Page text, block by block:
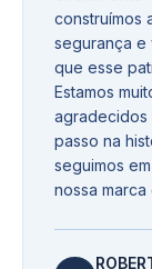
construímos
segurança e
que esse
Estamos
agradecidos
passo na
seguimos
nossa